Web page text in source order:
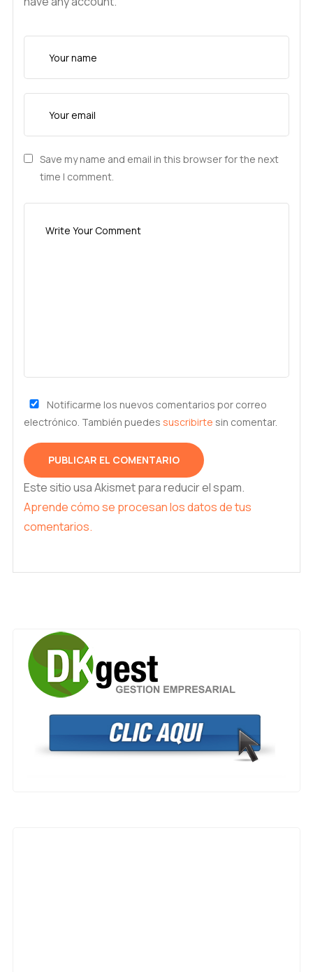
Save my name and email in this browser for the next
time I comment.
Notificarme los nuevos comentarios por correo
electrónico. También puedes suscribirte sin comentar.
Este sitio usa Akismet para reducir el spam.
Aprende cómo se procesan los datos de tus
comentarios.